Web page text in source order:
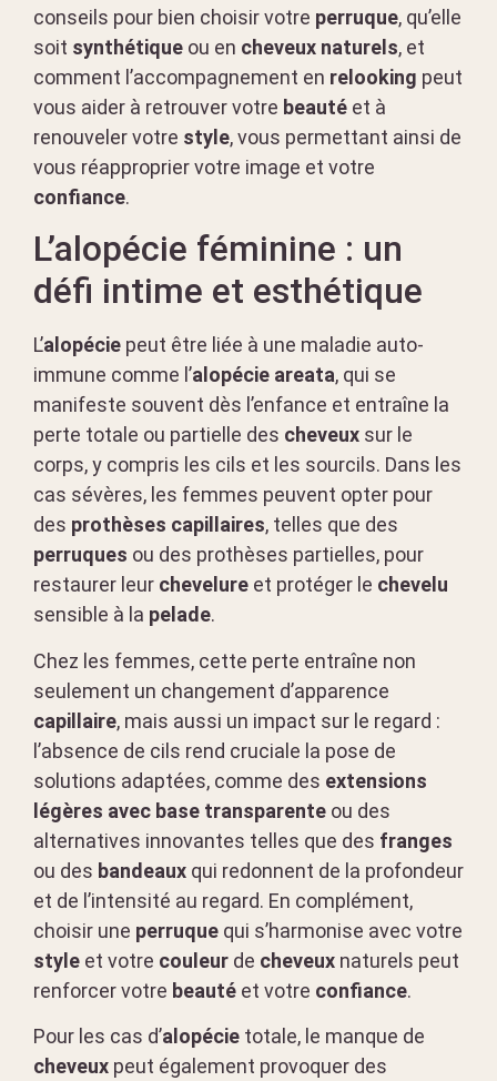
conseils pour bien choisir votre perruque, qu’elle
soit synthétique ou en cheveux naturels, et
comment l’accompagnement en relooking peut
vous aider à retrouver votre beauté et à
renouveler votre style, vous permettant ainsi de
vous réapproprier votre image et votre
confiance.
L’alopécie féminine : un
défi intime et esthétique
L’alopécie peut être liée à une maladie auto-
immune comme l’alopécie areata, qui se
manifeste souvent dès l’enfance et entraîne la
perte totale ou partielle des cheveux sur le
corps, y compris les cils et les sourcils. Dans les
cas sévères, les femmes peuvent opter pour
des prothèses capillaires, telles que des
perruques ou des prothèses partielles, pour
restaurer leur chevelure et protéger le chevelu
sensible à la pelade.
Chez les femmes, cette perte entraîne non
seulement un changement d’apparence
capillaire, mais aussi un impact sur le regard :
l’absence de cils rend cruciale la pose de
solutions adaptées, comme des extensions
légères avec base transparente ou des
alternatives innovantes telles que des franges
ou des bandeaux qui redonnent de la profondeur
et de l’intensité au regard. En complément,
choisir une perruque qui s’harmonise avec votre
style et votre couleur de cheveux naturels peut
renforcer votre beauté et votre confiance.
Pour les cas d’alopécie totale, le manque de
cheveux peut également provoquer des